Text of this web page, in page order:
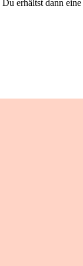
erhältst dann